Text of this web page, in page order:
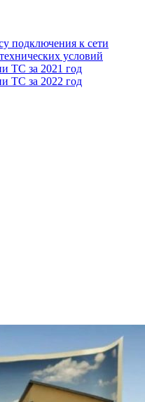
подключения к сети
условий
ТС за 2021 год
ТС за 2022 год